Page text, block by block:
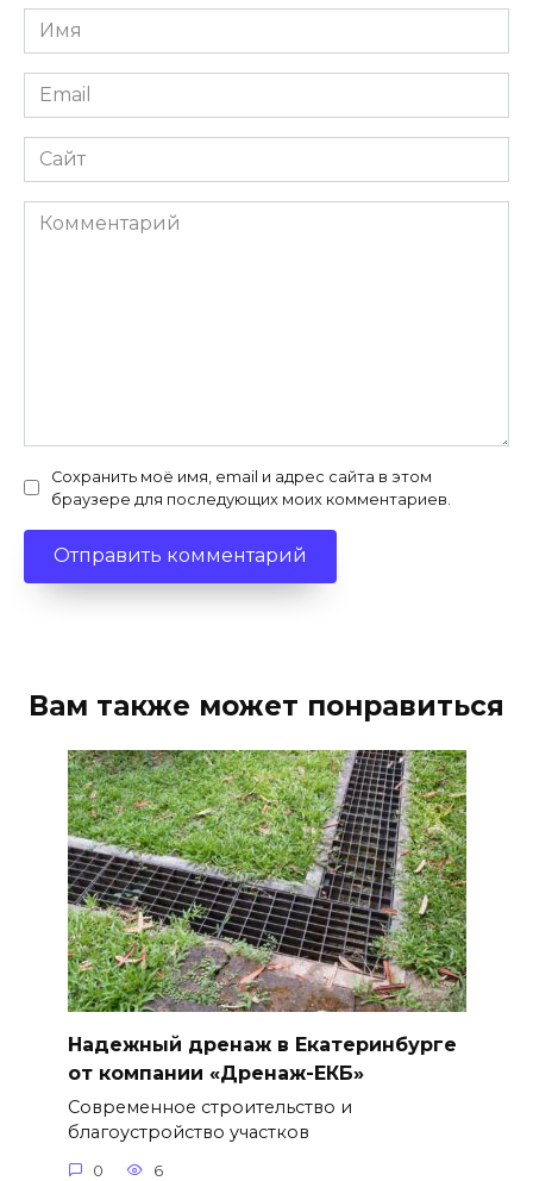
Имя
*
Email
*
Сайт
Комментарий
Сохранить моё имя, email и адрес сайта в этом
браузере для последующих моих комментариев.
Вам также может понравиться
Надежный дренаж в Екатеринбурге
от компании «Дренаж-ЕКБ»
Современное строительство и
благоустройство участков
0 6